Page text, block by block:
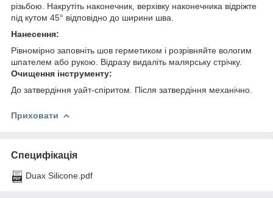
різьбою. Накрутіть наконечник, верхівку наконечника відріжте
під кутом 45° відповідно до ширини шва.
Нанесення:
Рівномірно заповніть шов герметиком і розрівняйте вологим
шпателем або рукою. Відразу видаліть малярську стрічку.
Очищення інструменту:
До затвердіння уайт-спіритом. Після затвердіння механічно.
Приховати
Специфікація
Duax Silicone.pdf